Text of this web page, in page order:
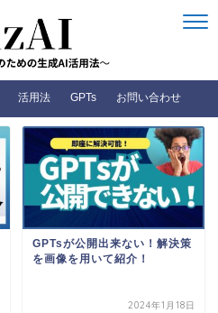
活用法 GPTs お問い合わせ
GPTsが公開出来ない！解決策
を画像を用いて紹介！
2024年1月18日